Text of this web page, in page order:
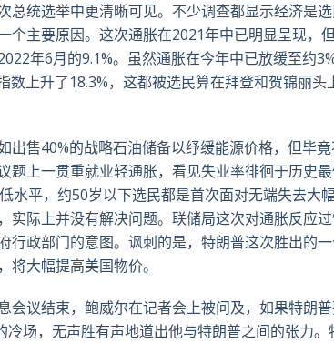
总统选举中更清晰可见。不少调查都显示经济是
个主要原因。这次通胀在2021年中已明显呈现，
年6月的9.1%。虽然通胀在今年中已放缓至约
上升了18.3%，这都被选民算在拜登和贺锦丽头
出售40%的战略石油储备以纾缓能源价格，但毕
题上一贯重就业轻通胀，看见失业率徘徊于历史
水平，约50岁以下选民都是首次面对无端失去大
实际上并没有解决问题。联储局这次对通胀反应
行政部门的意图。讽刺的是，特朗普这次胜出的
大幅提高美国物价。
议结束，鲍威尔在记者会上被问及，如果特朗普
冷场，无声胜有声地道出他与特朗普之间的张力